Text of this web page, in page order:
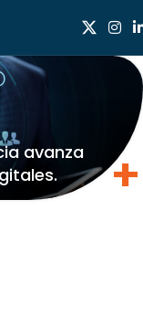
avanza